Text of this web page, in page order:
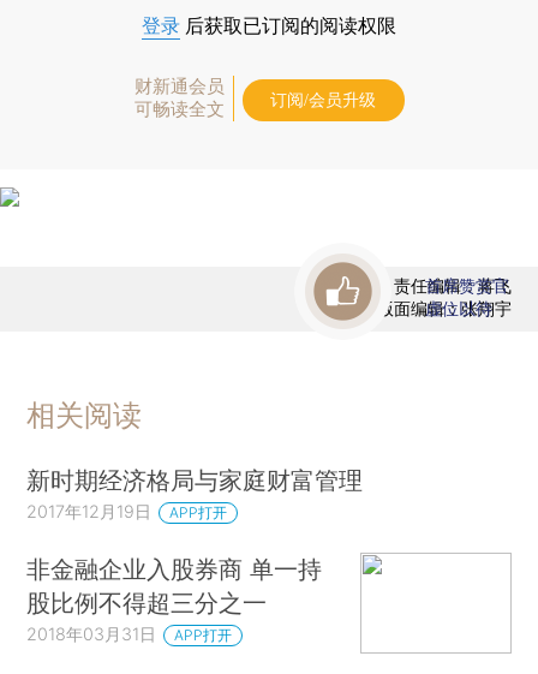
登录 后获取已订阅的阅读权限
财新通会员
可畅读全文
订阅/会员升级
责任编辑：蒋飞
版面编辑：张翔宇
首席赞赏官
虚位以待
相关阅读
新时期经济格局与家庭财富管理
2017年12月19日 APP打开
非金融企业入股券商 单一持
股比例不得超三分之一
2018年03月31日 APP打开